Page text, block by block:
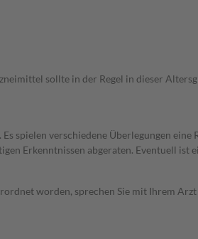
sollte in der Regel in dieser
spielen verschiedene Überlegungen
Erkenntnissen abgeraten. Eventuell ist
worden, sprechen Sie mit Ihrem